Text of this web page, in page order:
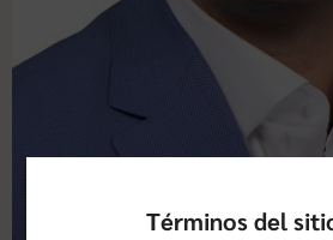
Términos del